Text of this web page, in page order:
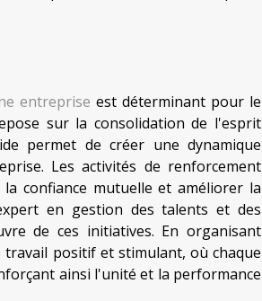
entreprise est déterminant pour le
sur la consolidation de l'esprit
permet de créer une dynamique
Les activités de renforcement
confiance mutuelle et améliorer la
en gestion des talents et des
de ces initiatives. En organisant
positif et stimulant, où chaque
ainsi l'unité et la performance